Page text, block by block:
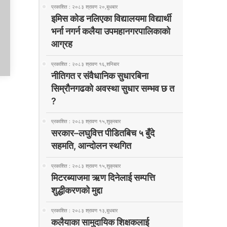
प्रकाशित : २०८३ श्रावण २०,बुधबार
इमिस कोड नलिएका विद्यालयमा विद्यार्थी
भर्ना नगर्न कलैया उपमहानगरपालिकाको
आग्रह
प्रकाशित : २०८३ श्रावण १६,शनिबार
नीतिगत र संवैधानिक सुधारबिना
सिम्रौनगढको अवस्था सुधार सम्भव छ त
?
प्रकाशित : २०८३ श्रावण १५,शुक्रबार
सरकार–लघुवित्त पीडितबिच ५ बुँदे
सहमति, आन्दोलन स्थगित
प्रकाशित : २०८३ श्रावण १५,शुक्रबार
मिटरब्याजमा ऋण दिनेलाई सम्पत्ति
शुद्धीकरणको मुद्दा
प्रकाशित : २०८३ श्रावण १३,बुधबार
कलैयाका सामुदायिक शिक्षकलाई